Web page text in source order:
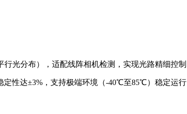
行光分布），适配线阵相机检测，实现光路精细控制
定性达±3%，支持极端环境（-40℃至85℃）稳定运行